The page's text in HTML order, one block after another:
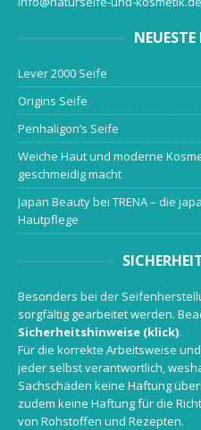
Lever 2000 Seife
Origins Seife
Penhaligon’s Seife
Weiche Haut und moderne
geschmeidig macht
Japan Beauty bei TRENA – die
Hautpflege
Besonders bei der
sorgfältig gearbeitet werden.
Sicherheitshinweise (klick).
Für die korrekte Arbeitsweise
jeder selbst verantwortlich,
Sachschäden keine Haftung
zudem keine Haftung für die
von Rohstoffen und Rezepten.